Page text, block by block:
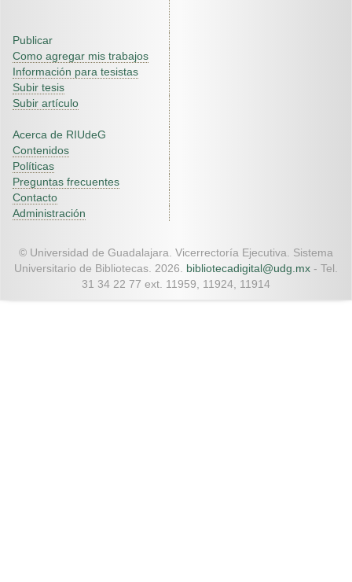
Publicar
Como agregar mis trabajos
Información para tesistas
Subir tesis
Subir artículo
Acerca de RIUdeG
Contenidos
Políticas
Preguntas frecuentes
Contacto
Administración
© Universidad de Guadalajara. Vicerrectoría Ejecutiva. Sistema
Universitario de Bibliotecas. 2026. bibliotecadigital@udg.mx - Tel.
31 34 22 77 ext. 11959, 11924, 11914